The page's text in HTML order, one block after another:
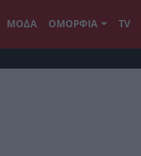
ΜΟΔΑ ΟΜΟΡΦΙΑ TV